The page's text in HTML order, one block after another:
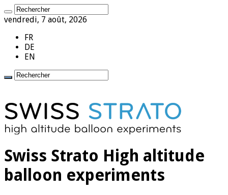
vendredi, 7 août, 2026
FR
DE
EN
Swiss Strato High altitude
balloon experiments